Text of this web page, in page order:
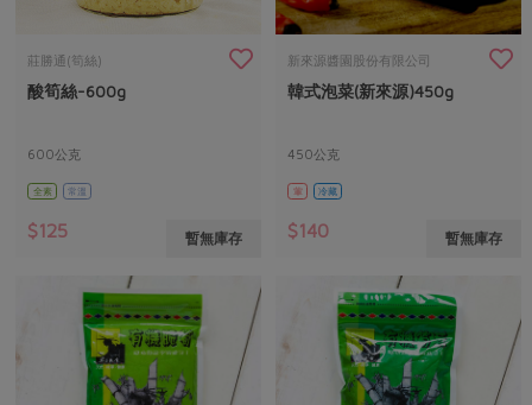
莊勝通(筍絲)
酸筍絲-600g
600公克
全素 常溫
$125 暫無庫存
新來源醬園股份有限公司
韓式泡菜(新來源)450g
450公克
葷 冷藏
$140 暫無庫存